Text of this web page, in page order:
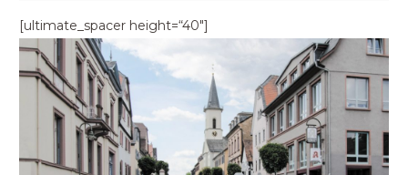
[ultimate_spacer height=“40″]